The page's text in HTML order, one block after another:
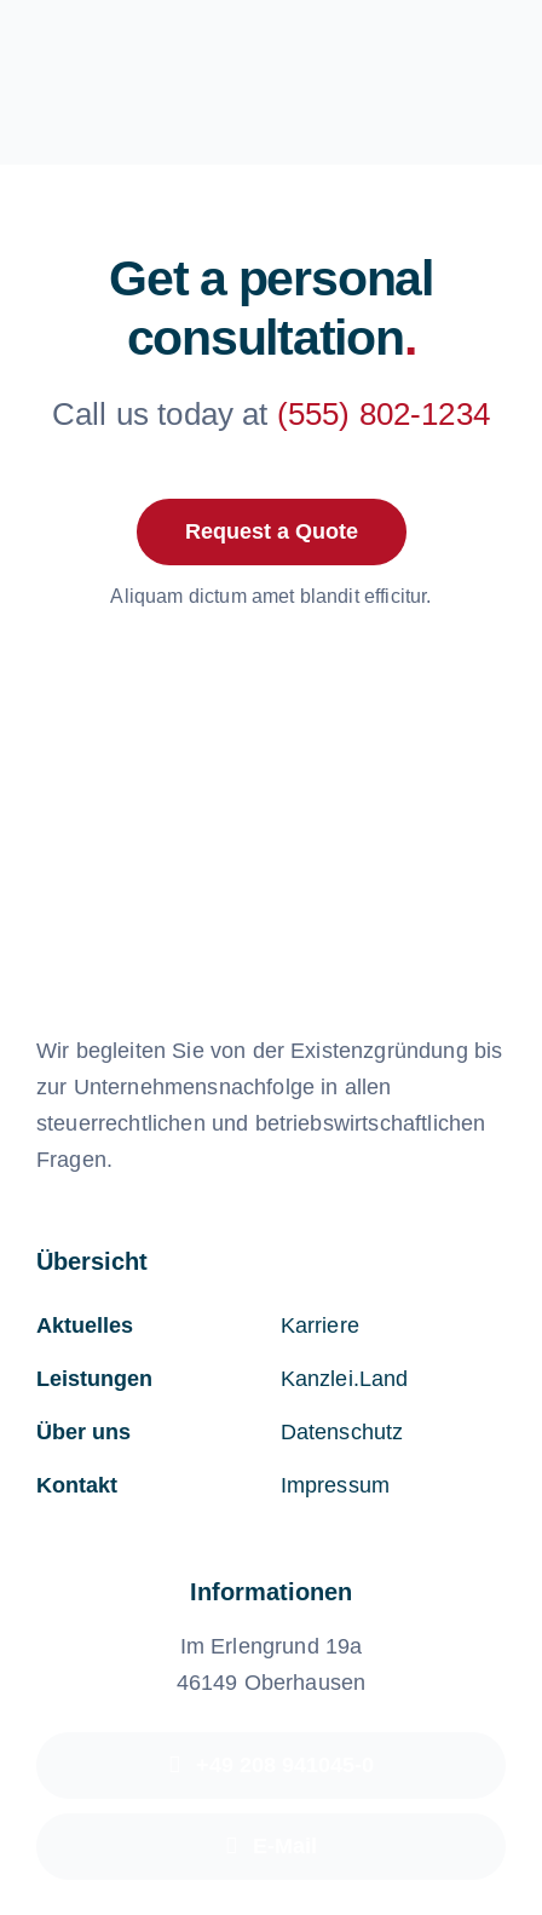
Get a personal
consultation.
Call us today at (555) 802-1234
Request a Quote
Aliquam dictum amet blandit efficitur.
Wir begleiten Sie von der Existenzgründung bis
zur Unternehmensnachfolge in allen
steuerrechtlichen und betriebswirtschaftlichen
Fragen.
Übersicht
Aktuelles
Leistungen
Über uns
Kontakt
Karriere
Kanzlei.Land
Datenschutz
Impressum
Informationen
Im Erlengrund 19a
46149 Oberhausen